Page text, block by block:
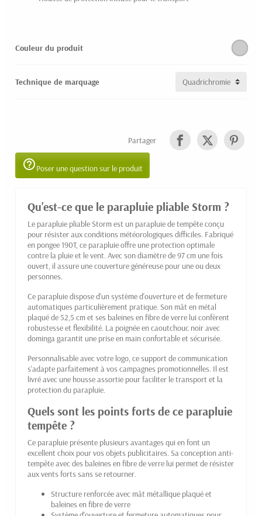
Couleur du produit
Technique de marquage
Partager
help_outlinePoser une question sur le produit
Qu'est-ce que le parapluie pliable Storm ?
Le parapluie pliable Storm est un parapluie de tempête conçu
pour résister aux conditions météorologiques difficiles. Fabriqué
en pongee 190T, ce parapluie offre une protection optimale
contre la pluie et le vent. Avec son diamètre de 97 cm une fois
ouvert, il assure une couverture généreuse pour une ou deux
personnes.
Ce parapluie dispose d'un système d'ouverture et de fermeture
automatiques particulièrement pratique. Son mât en métal
plaqué de 52,5 cm et ses baleines en fibre de verre lui confèrent
robustesse et flexibilité. La poignée en caoutchouc noir avec
dominga garantit une prise en main confortable et sécurisée.
Personnalisable avec votre logo, ce support de communication
s'adapte parfaitement à vos campagnes promotionnelles. Il est
livré avec une housse assortie pour faciliter le transport et la
protection du parapluie.
Quels sont les points forts de ce parapluie
tempête ?
Ce parapluie présente plusieurs avantages qui en font un
excellent choix pour vos objets publicitaires. Sa conception anti-
tempête avec des baleines en fibre de verre lui permet de résister
aux vents forts sans se retourner.
Structure renforcée avec mât métallique plaqué et
baleines en fibre de verre